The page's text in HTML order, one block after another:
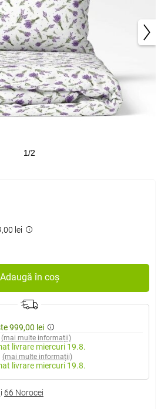
1/2
lei
Adaugă în coș
999,00 lei
(mai multe informații)
livrare miercuri 19.8.
(mai multe informații)
livrare miercuri 19.8.
66 Norocei